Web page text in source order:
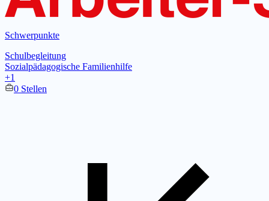
Schwerpunkte
Schulbegleitung
Sozialpädagogische Familienhilfe
+1
0 Stellen